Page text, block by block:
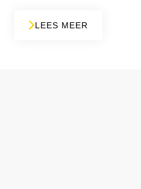
LEES MEER